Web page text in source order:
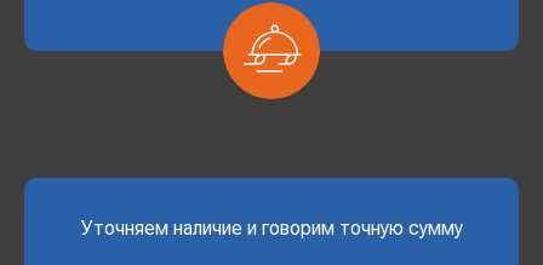
Уточняем наличие и говорим точную сумму